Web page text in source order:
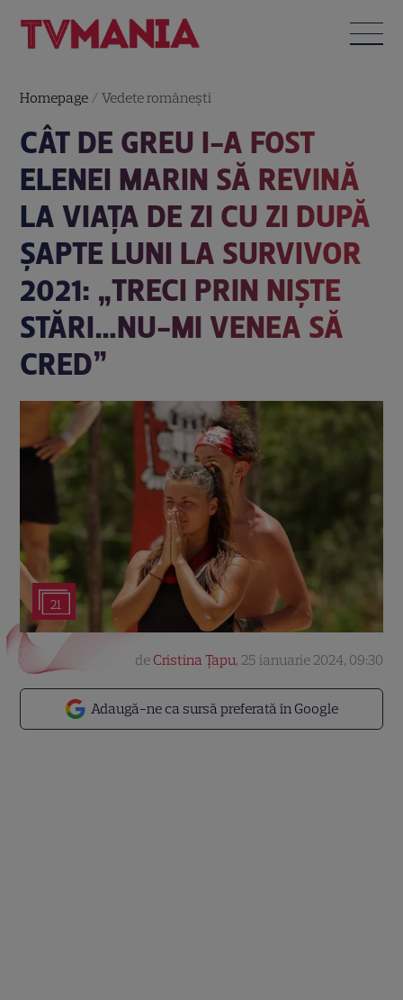
Homepage /Vedete româneşti
CÂT DE GREU I-A FOST
ELENEI MARIN SĂ REVINĂ
LA VIAȚA DE ZI CU ZI DUPĂ
ȘAPTE LUNI LA SURVIVOR
2021: „TRECI PRIN NIȘTE
STĂRI…NU-MI VENEA SĂ
CRED”
21
Adaugă-ne ca sursă preferată în Google
de Cristina Țapu, 25 ianuarie 2024, 09:30